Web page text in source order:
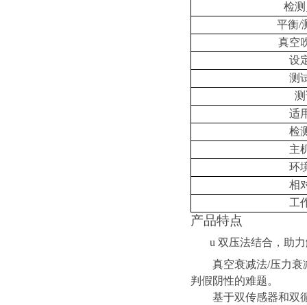
检
平衡/
真空
设
测
适
检
主
环
相
工
产品特点
u 双压法结合，助
真空衰减法/压力衰
判假阴性的难题。
基于双传感器和双